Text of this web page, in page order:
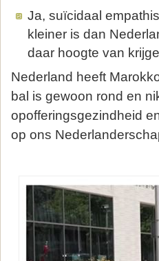
Ja, suïcidaal
kleiner is dan
daar hoogte van
Nederland heeft
bal is gewoon rond en
opofferingsgezindheid
op ons